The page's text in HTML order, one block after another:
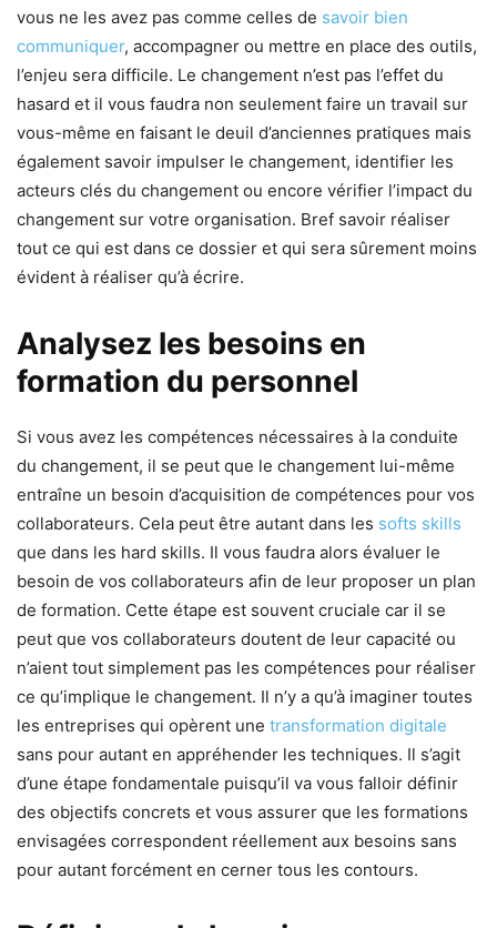
vous ne les avez pas comme celles de savoir bien
communiquer, accompagner ou mettre en place des outils,
l’enjeu sera difficile. Le changement n’est pas l’effet du
hasard et il vous faudra non seulement faire un travail sur
vous-même en faisant le deuil d’anciennes pratiques mais
également savoir impulser le changement, identifier les
acteurs clés du changement ou encore vérifier l’impact du
changement sur votre organisation. Bref savoir réaliser
tout ce qui est dans ce dossier et qui sera sûrement moins
évident à réaliser qu’à écrire.
Analysez les besoins en
formation du personnel
Si vous avez les compétences nécessaires à la conduite
du changement, il se peut que le changement lui-même
entraîne un besoin d’acquisition de compétences pour vos
collaborateurs. Cela peut être autant dans les softs skills
que dans les hard skills. Il vous faudra alors évaluer le
besoin de vos collaborateurs afin de leur proposer un plan
de formation. Cette étape est souvent cruciale car il se
peut que vos collaborateurs doutent de leur capacité ou
n’aient tout simplement pas les compétences pour réaliser
ce qu’implique le changement. Il n’y a qu’à imaginer toutes
les entreprises qui opèrent une transformation digitale
sans pour autant en appréhender les techniques. Il s’agit
d’une étape fondamentale puisqu’il va vous falloir définir
des objectifs concrets et vous assurer que les formations
envisagées correspondent réellement aux besoins sans
pour autant forcément en cerner tous les contours.